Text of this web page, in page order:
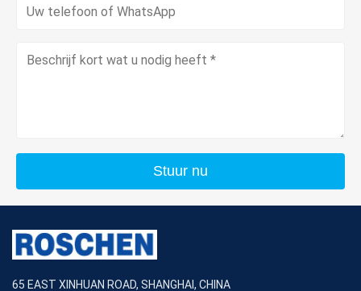
Stuur nu
65 EAST XINHUAN ROAD, SHANGHAI, CHINA